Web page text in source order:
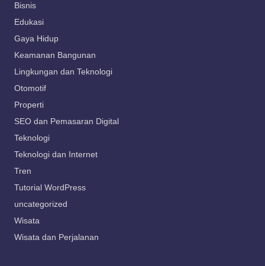
Bisnis
Edukasi
Gaya Hidup
Keamanan Bangunan
Lingkungan dan Teknologi
Otomotif
Properti
SEO dan Pemasaran Digital
Teknologi
Teknologi dan Internet
Tren
Tutorial WordPress
uncategorized
Wisata
Wisata dan Perjalanan